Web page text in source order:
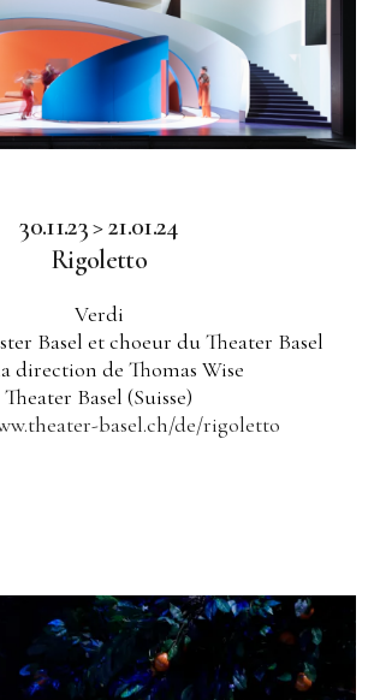
30.11.23 > 21.01.24
Rigoletto
Verdi
Basel et choeur du Theater Basel
direction de Thomas Wise
Theater Basel (Suisse)
basel.ch/de/rigoletto